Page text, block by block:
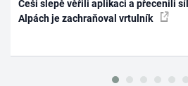
Češi slepě věřili aplikaci a přecenili
Alpách je zachraňoval vrtulník